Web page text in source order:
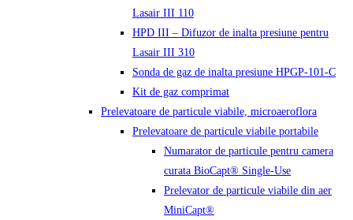
Lasair III 110
HPD III – Difuzor de inalta presiune pentru
Lasair III 310
Sonda de gaz de inalta presiune HPGP-101-C
Kit de gaz comprimat
Prelevatoare de particule viabile, microaeroflora
Prelevatoare de particule viabile portabile
Numarator de particule pentru camera
curata BioCapt® Single-Use
Prelevator de particule viabile din aer
MiniCapt®